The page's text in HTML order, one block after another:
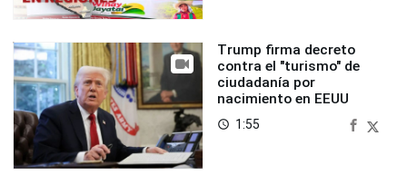
Trump firma decreto
contra el "turismo" de
ciudadanía por
nacimiento en EEUU
access_time 1:55